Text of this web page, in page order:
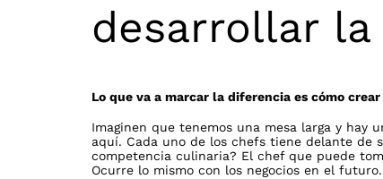
desarrollar la
Lo que va a marcar la diferencia es cómo
Imaginen que tenemos una mesa larga y hay
aquí. Cada uno de los chefs tiene delante de
competencia culinaria? El chef que puede
Ocurre lo mismo con los negocios en el futuro.